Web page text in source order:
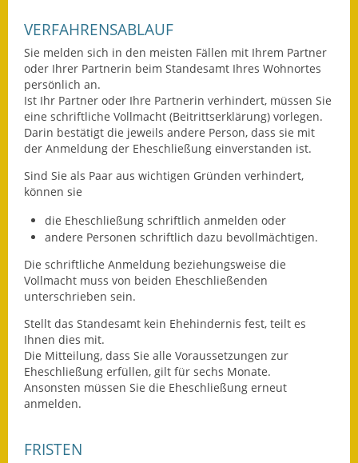
Stellenausschreibungen
Rathaus
Beratungsstellen im
Dienstleistungen
Formulare
Fundbehörde
Gemeinderat
VERFAHRENSABLAUF
Sie melden sich in den meisten Fällen mit Ihrem Partner
oder Ihrer Partnerin beim Standesamt Ihres Wohnortes
persönlich an.
Ist Ihr Partner oder Ihre Partnerin verhindert, müssen Sie
eine schriftliche Vollmacht (Beitrittserklärung) vorlegen.
Darin bestätigt die jeweils andere Person, dass sie mit
der Anmeldung der Eheschließung einverstanden ist.
Sind Sie als Paar aus wichtigen Gründen verhindert,
können sie
die Eheschließung schriftlich anmelden oder
andere Personen schriftlich dazu bevollmächtigen.
Die schriftliche Anmeldung beziehungsweise die
Vollmacht muss von beiden Eheschließenden
unterschrieben sein.
Stellt das Standesamt kein Ehehindernis fest, teilt es
Ihnen dies mit.
Die Mitteilung, dass Sie alle Voraussetzungen zur
Eheschließung erfüllen, gilt für sechs Monate.
Ansonsten müssen Sie die Eheschließung erneut
anmelden.
FRISTEN